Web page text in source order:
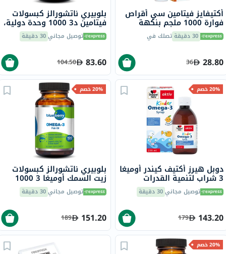
أكتيفايز فيتامين سي أقراص
فوارة 1000 ملجم بنكهة
البرتقال حزمة من 20
30 دقيقة تصلك في
28.80
36
بلوبيري ناتشورالز كبسولات
فيتامين د3 1000 وحدة دولية،
100 قطعة توصيل مجاني30 دقيقة
83.60
104.50
20% خصم
دوبل هيرز أكتيف كيندر أوميغا
3 شراب لتنمية القدرات
الإدراكية للأطفال 250 مل
توصيل مجاني30 دقيقة
143.20
179
20% خصم
بلوبيري ناتشورالز كبسولات
زيت السمك أوميغا 3 1000
ملجم، حزمة من 100
توصيل مجاني30 دقيقة
151.20
189
20% خصم